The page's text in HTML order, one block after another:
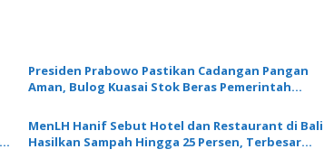
Presiden Prabowo Pastikan Cadangan Pangan
Aman, Bulog Kuasai Stok Beras Pemerintah
MenLH Hanif Sebut Hotel dan Restaurant di Bali
Hasilkan Sampah Hingga 25 Persen, Terbesar